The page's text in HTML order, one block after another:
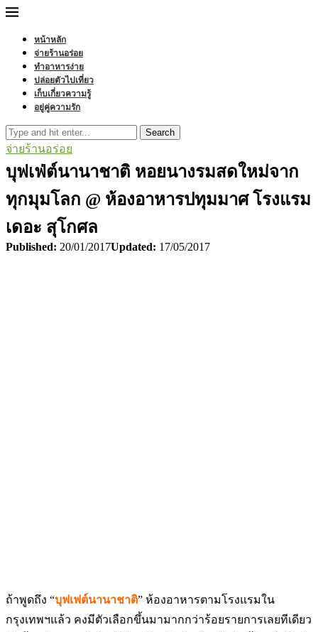
หน้าหลัก
จ่ายร้านอร่อย
ทำอาหารง่าย
ปล่อยตัวไปเที่ยว
เก็บเกี่ยวความรู้
อยู่คู่ความรัก
Search
จ่ายร้านอร่อย
บุฟเฟ่ต์นานาชาติ หอยนางรมสดใหม่จาก
ทุกมุมโลก @ ห้องอาหารปทุมมาศ โรงแรม
เดอะ สุโกศล
Published: 20/01/2017Updated: 17/05/2017
ถ้าพูดถึง “บุฟเฟต์นานาชาติ” ห้องอาหารตามโรงแรมใน
กรุงเทพฯแล้ว คงมีตัวเลือกขึ้นมามากกว่าร้อยรายการเลยทีเดียว